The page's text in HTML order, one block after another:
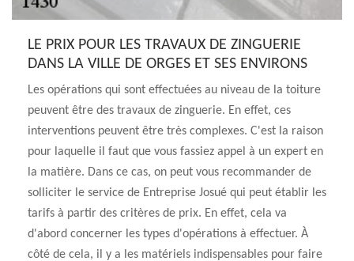
LE PRIX POUR LES TRAVAUX DE ZINGUERIE
DANS LA VILLE DE ORGES ET SES ENVIRONS
Les opérations qui sont effectuées au niveau de la toiture
peuvent être des travaux de zinguerie. En effet, ces
interventions peuvent être très complexes. C'est la raison
pour laquelle il faut que vous fassiez appel à un expert en
la matière. Dans ce cas, on peut vous recommander de
solliciter le service de Entreprise Josué qui peut établir les
tarifs à partir des critères de prix. En effet, cela va
d'abord concerner les types d'opérations à effectuer. À
côté de cela, il y a les matériels indispensables pour faire